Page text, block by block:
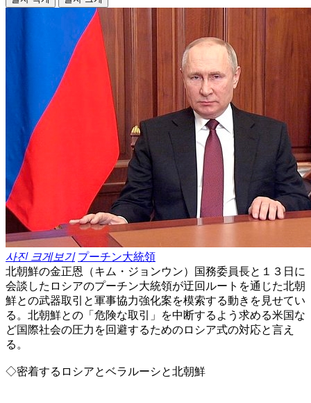
사진 크게보기 プーチン大統領
北朝鮮の金正恩（キム・ジョンウン）国務委員長と１３日に
会談したロシアのプーチン大統領が迂回ルートを通じた北朝
鮮との武器取引と軍事協力強化案を模索する動きを見せてい
る。北朝鮮との「危険な取引」を中断するよう求める米国な
ど国際社会の圧力を回避するためのロシア式の対応と言え
る。
◇密着するロシアとベラルーシと北朝鮮